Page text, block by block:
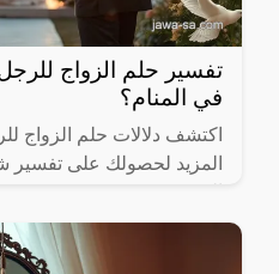
تفسير حلم الزواج
في المنام؟
اكتشف دلالات حلم الزواج
المزيد لحصولك على تفسير